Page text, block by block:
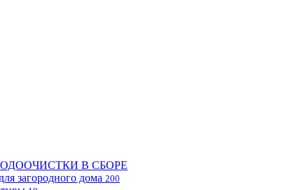
В СБОРЕ
загородного дома 200